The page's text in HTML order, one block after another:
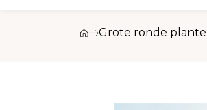
Grote ronde